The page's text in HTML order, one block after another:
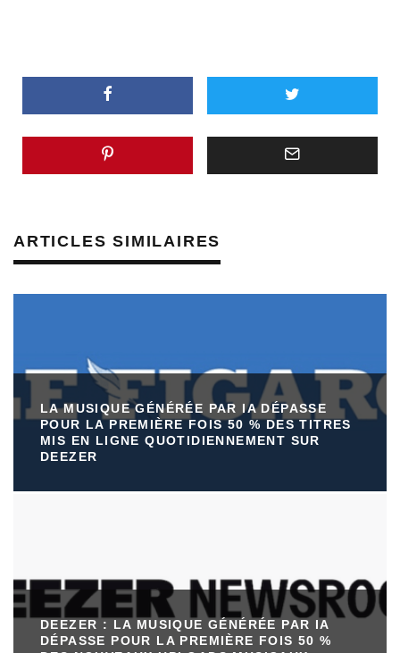
ARTICLES SIMILAIRES
LA MUSIQUE GÉNÉRÉE PAR IA DÉPASSE
POUR LA PREMIÈRE FOIS 50 % DES TITRES
MIS EN LIGNE QUOTIDIENNEMENT SUR
DEEZER
DEEZER : LA MUSIQUE GÉNÉRÉE PAR IA
DÉPASSE POUR LA PREMIÈRE FOIS 50 %